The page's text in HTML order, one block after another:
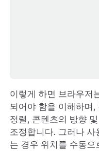
이렇게 하면 브라우저
되어야 함을 이해하며
정렬, 콘텐츠의 방향
조정합니다. 그러나
는 경우 위치를 수동